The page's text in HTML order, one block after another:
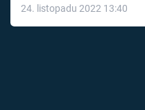
24. listopadu 2022 13:40